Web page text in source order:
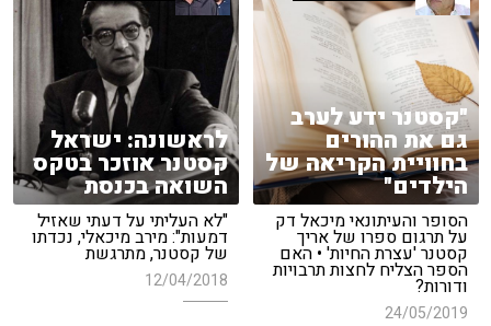
"קסטנר ידע לערב
גם את ההורים
בחוויית הקריאה של
הילדים"
הסופר והעיתונאי מיכאל דק
על תרגום ספרו של אריך
קסטנר 'עצרת החיות' • האם
הספר הצליח לחצות תרבויות
ודורות?
24/05/2019
לראשונה: ישראל
קסטנר אוזכר בטקס
השואה בכנסת
"לא העליתי על דעתי שאזיל
דמעות": מירב מיכאלי, נכדתו
של קסטנר, מתרגשת
12/04/2018